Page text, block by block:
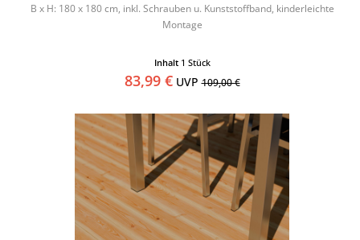
B x H: 180 x 180 cm, inkl. Schrauben u. Kunststoffband, kinderleichte
Montage
Inhalt 1 Stück
83,99 €UVP109,00 €